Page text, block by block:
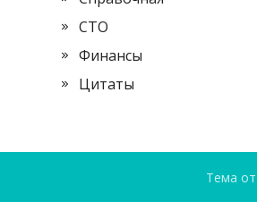
СТО
Финансы
Цитаты
Тема от